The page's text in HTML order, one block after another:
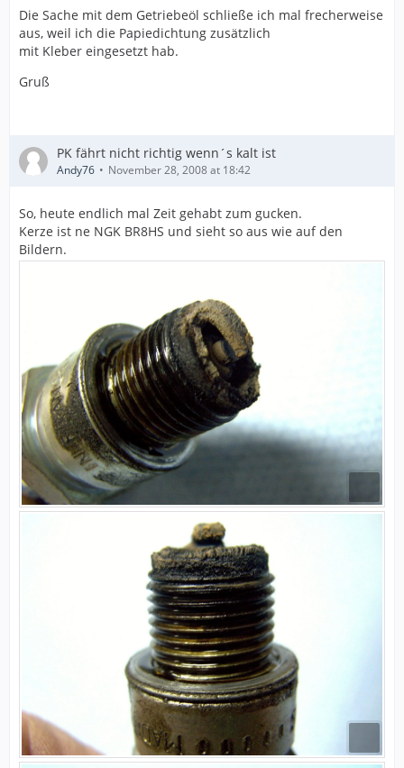
Die Sache mit dem Getriebeöl schließe ich mal frecherweise
aus, weil ich die Papiedichtung zusätzlich
mit Kleber eingesetzt hab.
Gruß
PK fährt nicht richtig wenn´s kalt ist
Andy76 November 28, 2008 at 18:42
So, heute endlich mal Zeit gehabt zum gucken.
Kerze ist ne NGK BR8HS und sieht so aus wie auf den
Bildern.